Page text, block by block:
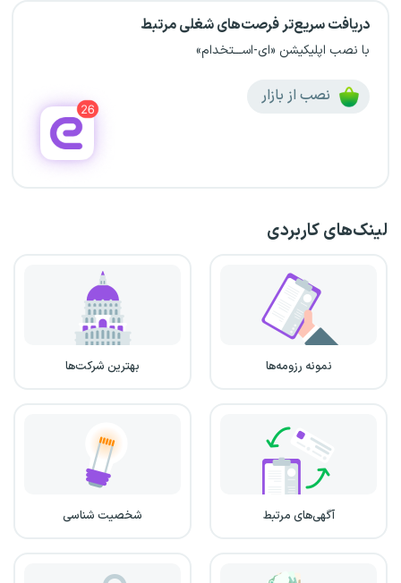
دریافت سریع‌تر فرصت‌های شغلی مرتبط
با نصب اپلیکیشن «ای-اســـتخدام»
نصب از بازار
لینک‌های کاربردی
نمونه رزومه‌ها بهترین شرکت‌ها
آگهی‌های مرتبط شخصیت شناسی